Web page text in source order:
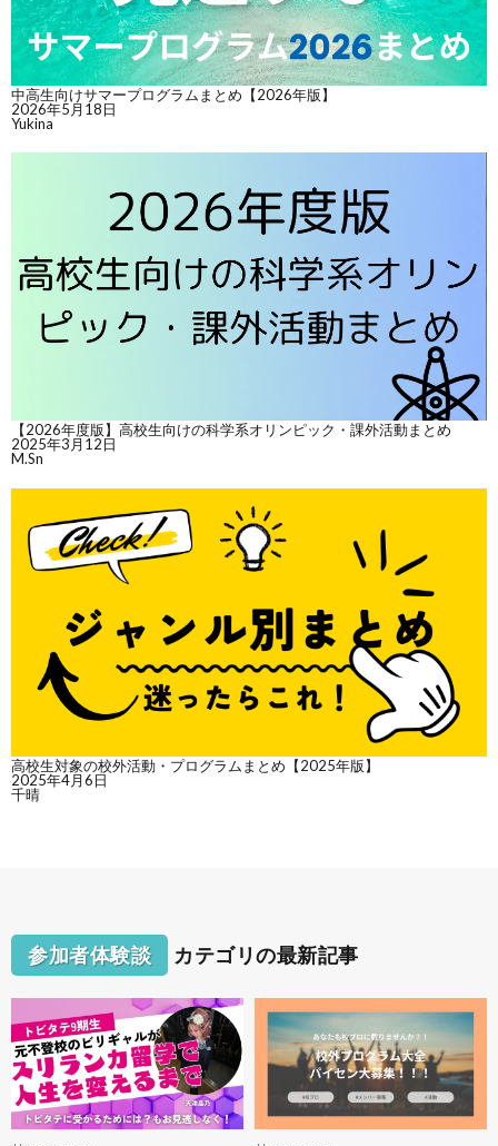
中高生向けサマープログラムまとめ【2026年版】
2026年5月18日
Yukina
【2026年度版】高校生向けの科学系オリンピック・課外活動まとめ
2025年3月12日
M.Sn
高校生対象の校外活動・プログラムまとめ【2025年版】
2025年4月6日
千晴
参加者体験談 カテゴリの最新記事